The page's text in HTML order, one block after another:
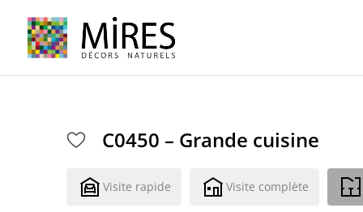
C0450 – Grande cuisine
Visite rapide Visite complète